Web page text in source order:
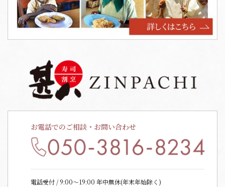
お電話でのご相談・お問い合わせ
電話受付 / 9:00〜19:00 年中無休(年末年始除く)